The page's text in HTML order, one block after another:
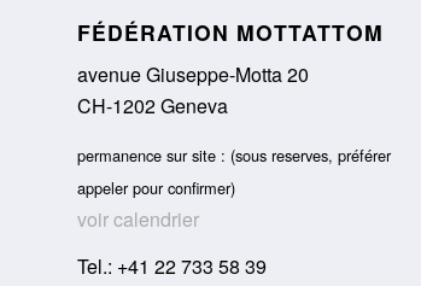
FÉDÉRATION MOTTATTOM
avenue Giuseppe-Motta 20
CH-1202 Geneva
permanence sur site : (sous reserves, préférer
appeler pour confirmer)
voir calendrier
Tel.: +41 22 733 58 39